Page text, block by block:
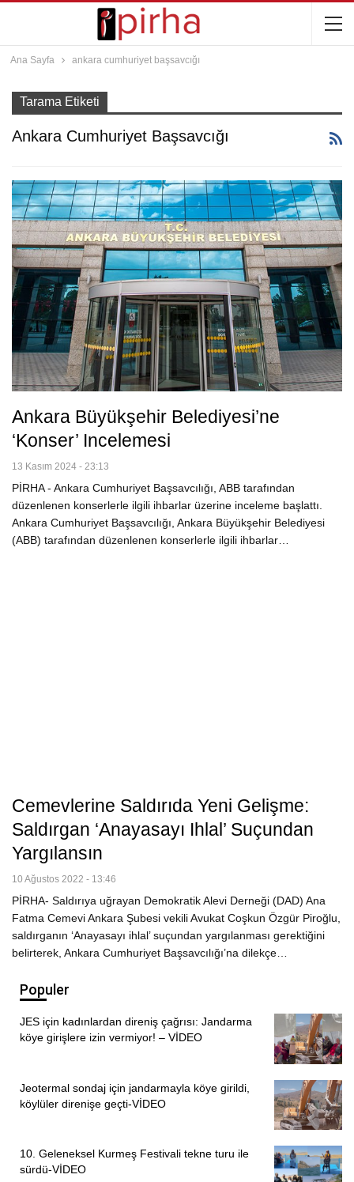
Ana Sayfa ankara cumhuriyet başsavcığı
Tarama Etiketi
Ankara Cumhuriyet Başsavcığı
Ankara Büyükşehir Belediyesi’ne
‘konser’ Incelemesi
13 Kasım 2024 - 23:13
PİRHA - Ankara Cumhuriyet Başsavcılığı, ABB tarafından
düzenlenen konserlerle ilgili ihbarlar üzerine inceleme başlattı.
Ankara Cumhuriyet Başsavcılığı, Ankara Büyükşehir Belediyesi
(ABB) tarafından düzenlenen konserlerle ilgili ihbarlar…
Cemevlerine Saldırıda Yeni Gelişme:
Saldırgan ‘anayasayı Ihlal’ Suçundan
Yargılansın
10 Ağustos 2022 - 13:46
PİRHA- Saldırıya uğrayan Demokratik Alevi Derneği (DAD) Ana
Fatma Cemevi Ankara Şubesi vekili Avukat Coşkun Özgür Piroğlu,
saldırganın ‘Anayasayı ihlal’ suçundan yargılanması gerektiğini
belirterek, Ankara Cumhuriyet Başsavcılığı’na dilekçe…
Populer
JES için kadınlardan direniş çağrısı: Jandarma
köye girişlere izin vermiyor! – VİDEO
Jeotermal sondaj için jandarmayla köye girildi,
köylüler direnişe geçti-VİDEO
10. Geleneksel Kurmeş Festivali tekne turu ile
sürdü-VİDEO